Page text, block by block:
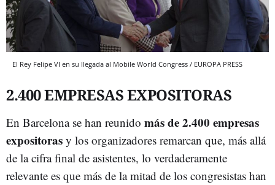
El Rey Felipe VI en su llegada al Mobile World Congress / EUROPA PRESS
2.400 EMPRESAS EXPOSITORAS
En Barcelona se han reunido más de 2.400 empresas
expositoras y los organizadores remarcan que, más allá
de la cifra final de asistentes, lo verdaderamente
relevante es que más de la mitad de los congresistas han